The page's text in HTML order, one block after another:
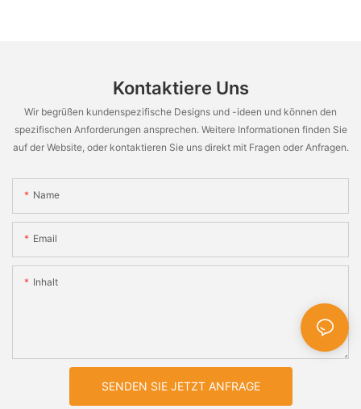
Kontaktiere Uns
Wir begrüßen kundenspezifische Designs und -ideen und können den
spezifischen Anforderungen ansprechen. Weitere Informationen finden Sie
auf der Website, oder kontaktieren Sie uns direkt mit Fragen oder Anfragen.
Name
Email
Inhalt
SENDEN SIE JETZT ANFRAGE